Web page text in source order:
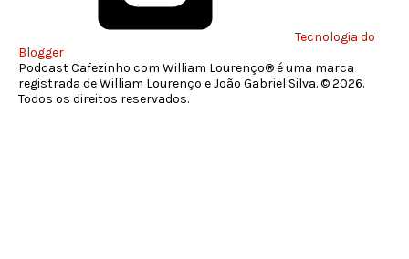
Tecnologia do
Blogger
Podcast Cafezinho com William Lourenço® é uma marca
registrada de William Lourenço e João Gabriel Silva. © 2026.
Todos os direitos reservados.